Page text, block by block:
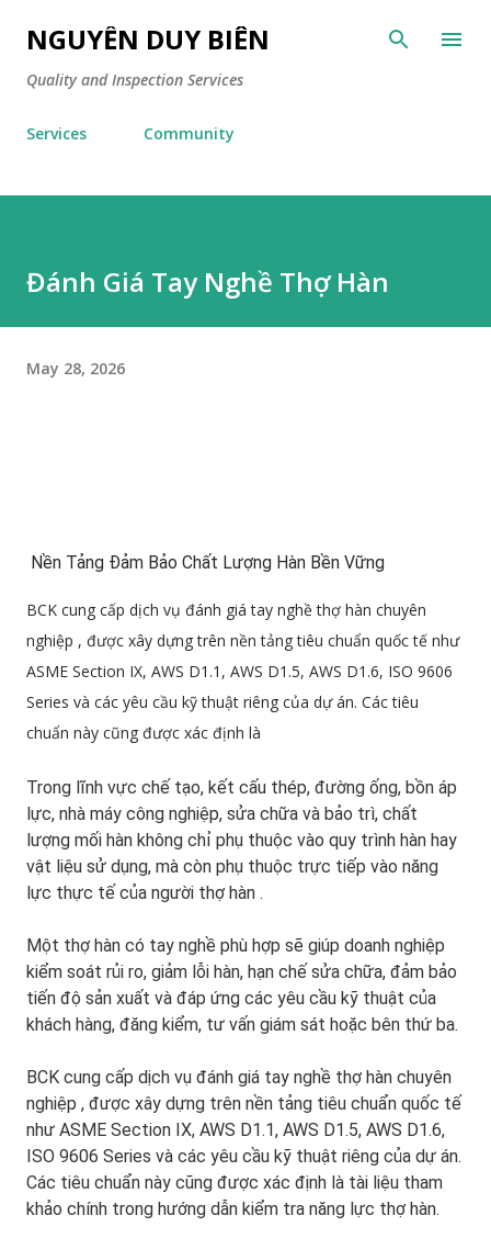
Skip to main content
NGUYỄN DUY BIÊN
Quality and Inspection Services
Services Community
Đánh Giá Tay Nghề Thợ Hàn
May 28, 2026
Nền Tảng Đảm Bảo Chất Lượng Hàn Bền Vững
BCK cung cấp dịch vụ đánh giá tay nghề thợ hàn chuyên
nghiệp , được xây dựng trên nền tảng tiêu chuẩn quốc tế như
ASME Section IX, AWS D1.1, AWS D1.5, AWS D1.6, ISO 9606
Series và các yêu cầu kỹ thuật riêng của dự án. Các tiêu
chuẩn này cũng được xác định là
Trong lĩnh vực chế tạo, kết cấu thép, đường ống, bồn áp
lực, nhà máy công nghiệp, sửa chữa và bảo trì, chất
lượng mối hàn không chỉ phụ thuộc vào quy trình hàn hay
vật liệu sử dụng, mà còn phụ thuộc trực tiếp vào năng
lực thực tế của người thợ hàn .
Một thợ hàn có tay nghề phù hợp sẽ giúp doanh nghiệp
kiểm soát rủi ro, giảm lỗi hàn, hạn chế sửa chữa, đảm bảo
tiến độ sản xuất và đáp ứng các yêu cầu kỹ thuật của
khách hàng, đăng kiểm, tư vấn giám sát hoặc bên thứ ba.
BCK cung cấp dịch vụ đánh giá tay nghề thợ hàn chuyên
nghiệp , được xây dựng trên nền tảng tiêu chuẩn quốc tế
như ASME Section IX, AWS D1.1, AWS D1.5, AWS D1.6,
ISO 9606 Series và các yêu cầu kỹ thuật riêng của dự án.
Các tiêu chuẩn này cũng được xác định là tài liệu tham
khảo chính trong hướng dẫn kiểm tra năng lực thợ hàn.